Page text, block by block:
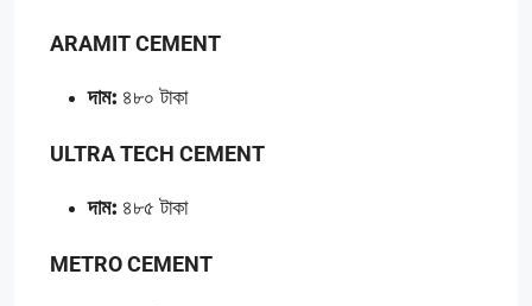
ARAMIT CEMENT
দাম: ৪৮০ টাকা
ULTRA TECH CEMENT
দাম: ৪৮৫ টাকা
METRO CEMENT